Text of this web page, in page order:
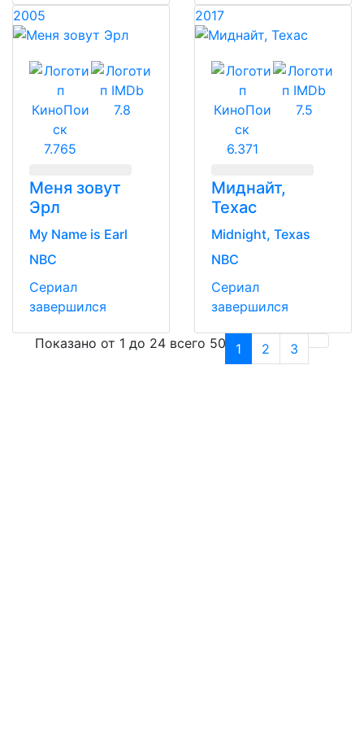
2005
7.765
7.8
Меня зовут
Эрл
My Name is Earl
NBC
Сериал
завершился
2017
6.371
7.5
Миднайт,
Техас
Midnight, Texas
NBC
Сериал
завершился
Показано от 1 до 24 всего 50 1 2 3